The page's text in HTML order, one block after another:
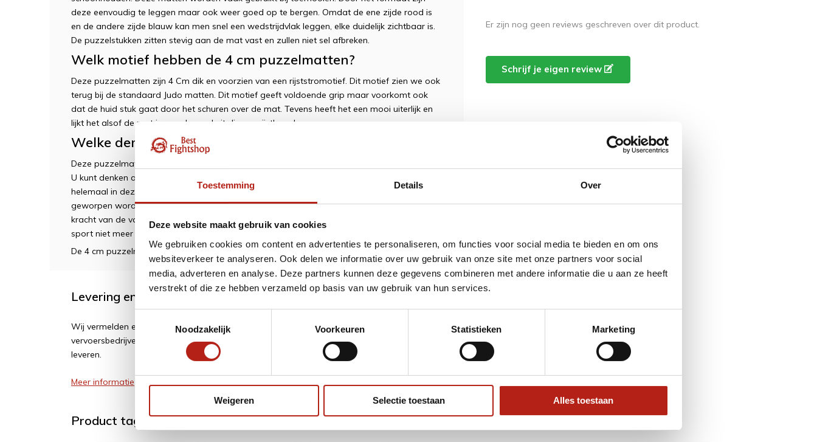
Toestemming Details Over
Deze website maakt gebruik van cookies
We gebruiken cookies om content en advertenties te personaliseren, om functies voor social media te bieden en om ons
websiteverkeer te analyseren. Ook delen we informatie over uw gebruik van onze site met onze partners voor social
media, adverteren en analyse. Deze partners kunnen deze gegevens combineren met andere informatie die u aan ze heeft
verstrekt of die ze hebben verzameld op basis van uw gebruik van hun services.
Noodzakelijk
Voorkeuren Statistieken Marketing
Weigeren Selectie toestaan Alles toestaan
deze eenvoudig te leggen maar ook weer goed op te bergen. Omdat de ene zijde rood is
en de andere zijde blauw kan men snel een wedstrijdvlak leggen, elke duidelijk zichtbaar is.
De puzzelstukken zitten stevig aan de mat vast en zullen niet sel afbreken.
Welk motief hebben de 4 cm puzzelmatten?
Deze puzzelmatten zijn 4 Cm dik en voorzien van een rijststromotief. Dit motief zien we ook
terug bij de standaard Judo matten. Dit motief geeft voldoende grip maar voorkomt ook
dat de huid stuk gaat door het schuren over de mat. Tevens heeft het een mooi uiterlijk en
lijkt het alsof de mat is opgebouwd uit diverse rijstkorrels.
Welke demping hebben de 4 cm puzzelmatten?
Deze puzzelmatten worden veelal gebruikt bij de vechtsporten waarbij ook gevallen wordt,
U kunt denken aan vechtsporten zoals Judo, of Braziliaans Jiu Jitsu. Het is niet zo dat men
helemaal in deze mat wegzakt, dit is tot een minimum beperkt. Wanneer u op de mat
geworpen wordt zal de mat de kracht verdelen over een groot oppervlak zo wordt de
kracht van de val goed opgevangen en voorkomt u vervelende blessures waardoor u de
sport niet meer zou kunnen beoefenen.
De 4 cm puzzelmatten zal dus uitermate gechikt zijn voor uw vechtsport.
Levering en retour
Wij vermelden een geschatte levertijd. Vertragingen kunnen soms voorkomen bij
vervoersbedrijven of leveranciers. Wij zijn soms afhankelijk van hun, en proberen z.s.m te
leveren.
Meer informatie
Product tags
Er zijn nog geen reviews geschreven over dit product.
Schrijf je eigen review